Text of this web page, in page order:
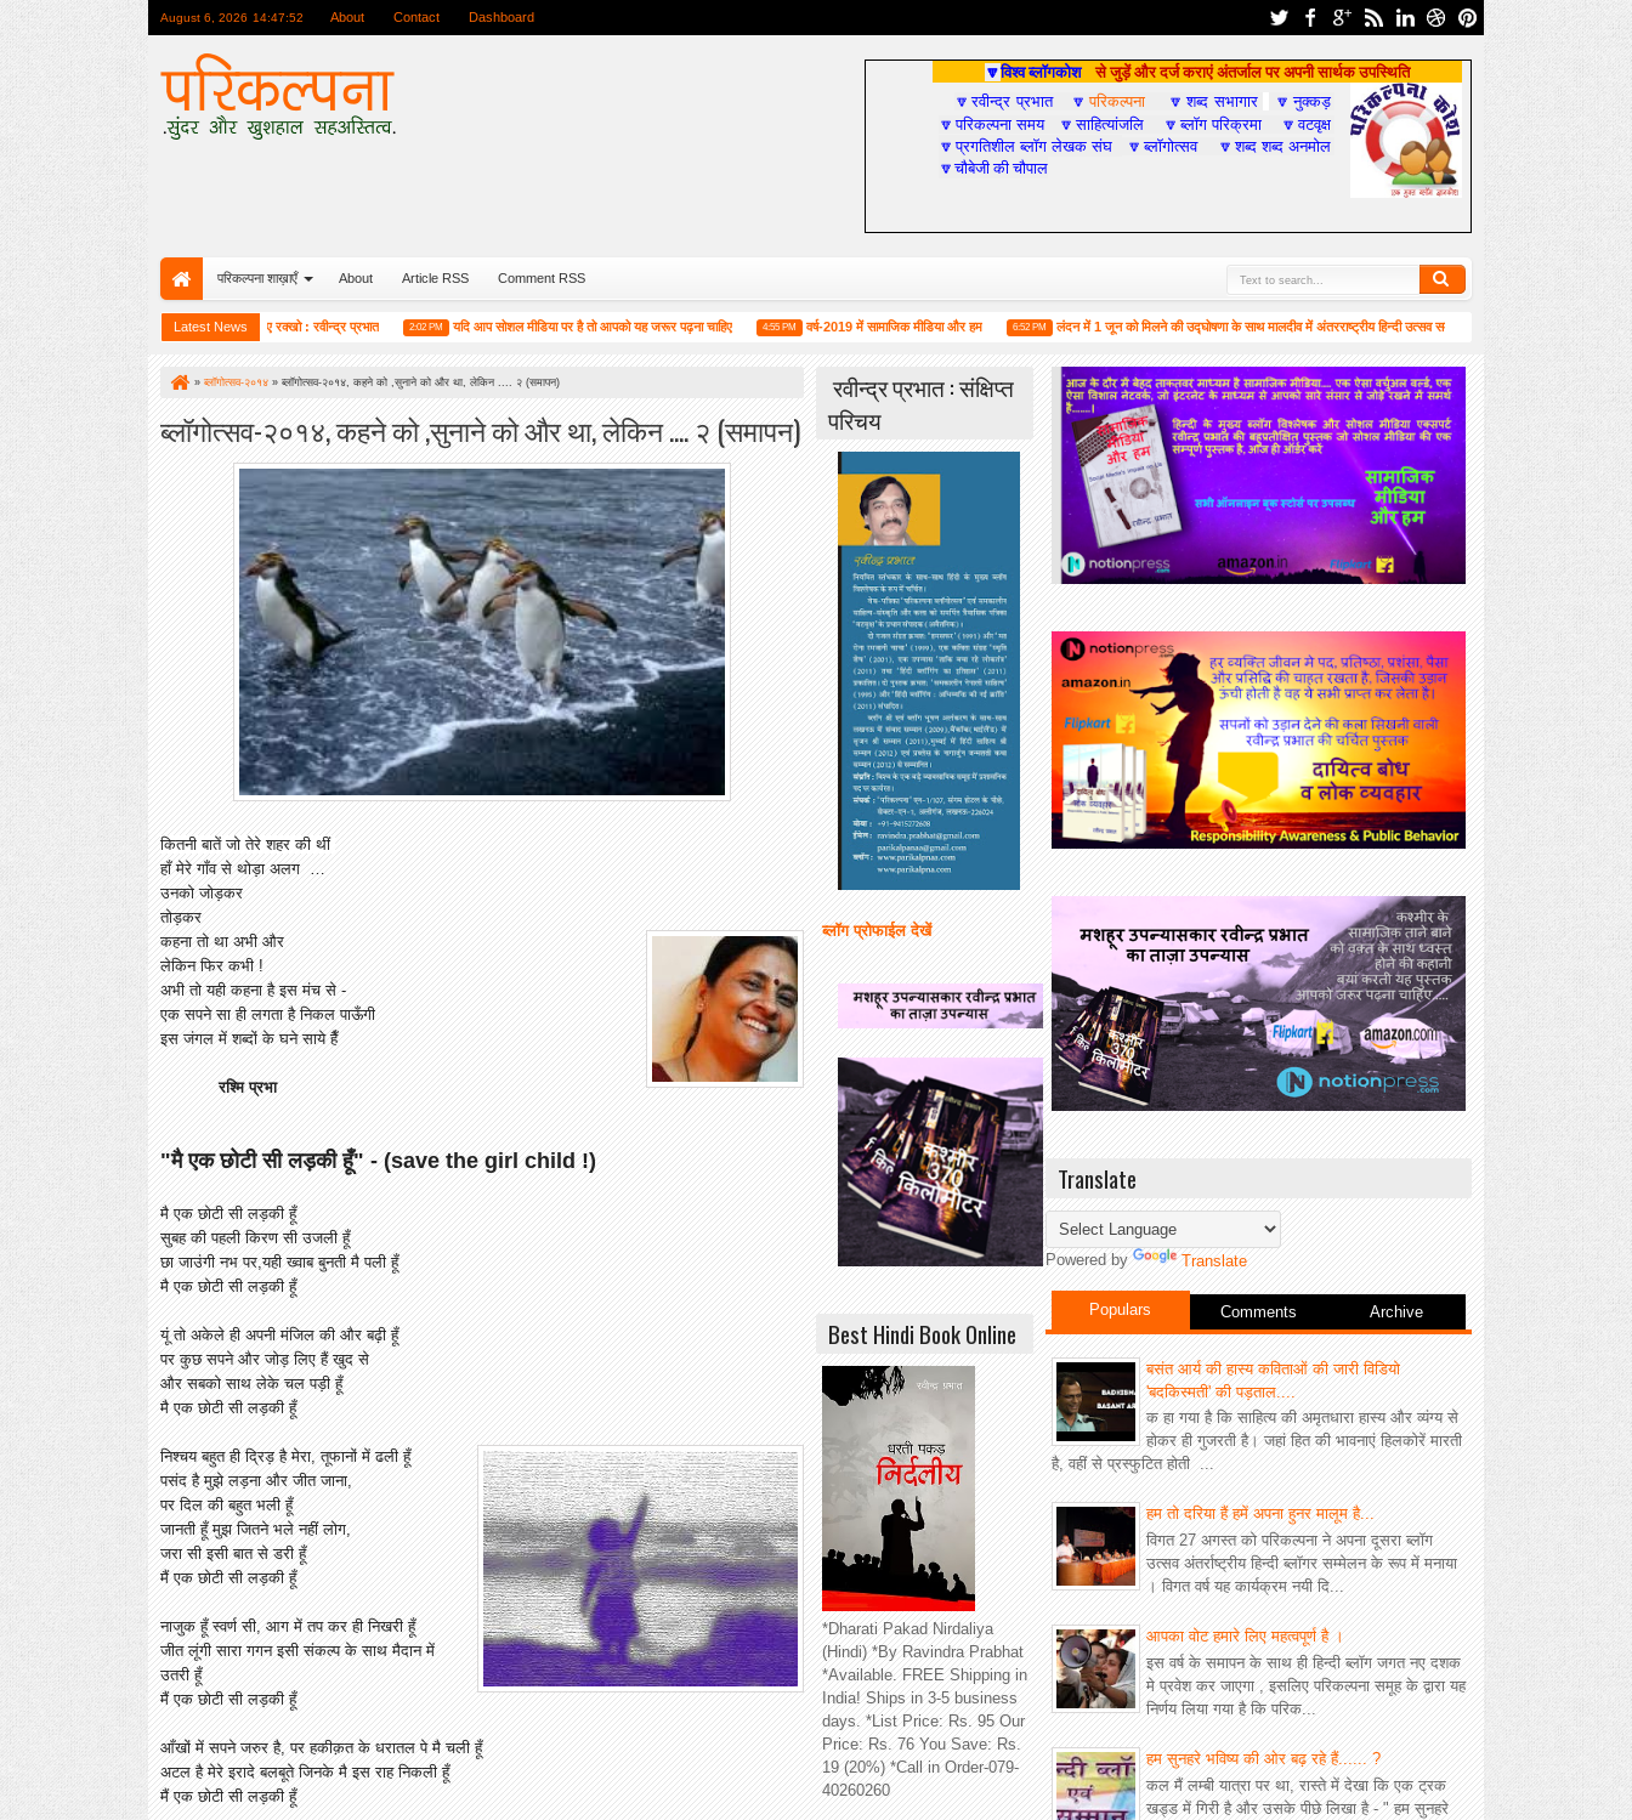
August 6, 2026 14:47:54 About Contact Dashboard
🔽विश्व ब्लॉगकोश से जुड़ें और दर्ज कराएं अंतर्जाल पर अपनी सार्थक उपस्थिति
🔽रवीन्द्र प्रभात 🔽परिकल्पना 🔽शब्द सभागार 🔽नुक्कड़
🔽परिकल्पना समय 🔽साहित्यांजलि 🔽ब्लॉग परिक्रमा 🔽वटवृक्ष
🔽प्रगतिशील ब्लॉग लेखक संघ 🔽ब्लॉगोत्सव 🔽शब्द शब्द अनमोल
🔽चौबेजी की चौपाल
परिकल्पना शाख़ाएँ About Article RSS Comment RSS
Latest News
मुस्कुराहट बनाए रक्खो : रवीन्द्र प्रभात 2:02 PM यदि आप सोशल मीडिया पर है तो आपको यह जरूर पढ़ना चाहिए 4:55 PM वर्ष-2019 में सामाजिक मीडिया और हम 6:52 PM लंदन में 1 जून को मिलने की उद्घोषणा के साथ मालदीव में अंतरराष्ट्रीय हिन्दी उत्सव सम्पन्न
» ब्लॉगोत्सव-२०१४ » ब्लॉगोत्सव-२०१४, कहने को ,सुनाने को और था, लेकिन .... २ (समापन)
ब्लॉगोत्सव-२०१४, कहने को ,सुनाने को और था, लेकिन .... २ (समापन)
कितनी बातें जो तेरे शहर की थीं
हाँ मेरे गाँव से थोड़ा अलग …
उनको जोड़कर
तोड़कर
कहना तो था अभी और
लेकिन फिर कभी !
अभी तो यही कहना है इस मंच से -
एक सपने सा ही लगता है निकल पाऊँगी
इस जंगल में शब्दों के घने साये हैँ
रश्मि प्रभा
"मै एक छोटी सी लड़की हूँ" - (save the girl child !)
मै एक छोटी सी लड़की हूँ
सुबह की पहली किरण सी उजली हूँ
छा जाउंगी नभ पर,यही ख्वाब बुनती मै पली हूँ
मै एक छोटी सी लड़की हूँ
यूं तो अकेले ही अपनी मंजिल की और बढ़ी हूँ
पर कुछ सपने और जोड़ लिए हैं खुद से
और सबको साथ लेके चल पड़ी हूँ
मै एक छोटी सी लड़की हूँ
निश्चय बहुत ही द्रिड़ है मेरा, तूफानों में ढली हूँ
पसंद है मुझे लड़ना और जीत जाना,
पर दिल की बहुत भली हूँ
जानती हूँ मुझ जितने भले नहीं लोग,
जरा सी इसी बात से डरी हूँ
मैं एक छोटी सी लड़की हूँ
नाजुक हूँ स्वर्ण सी, आग में तप कर ही निखरी हूँ
जीत लूंगी सारा गगन इसी संकल्प के साथ मैदान में
उतरी हूँ
मैं एक छोटी सी लड़की हूँ
आँखों में सपने जरुर है, पर हकीक़त के धरातल पे मै चली हूँ
अटल है मेरे इरादे बलबूते जिनके मै इस राह निकली हूँ
मैं एक छोटी सी लड़की हूँ
Translate
Powered by Translate
Populars Comments Archive
बसंत आर्य की हास्य कविताओं की जारी विडियो
'बदकिस्मती' की पड़ताल....
क हा गया है कि साहित्य की अमृतधारा हास्य और व्यंग्य से
होकर ही गुजरती है। जहां हित की भावनाएं हिलकोरें मारती
है, वहीं से प्रस्फुटित होती ...
हम तो दरिया हैं हमें अपना हुनर मालूम है...
विगत 27 अगस्त को परिकल्पना ने अपना दूसरा ब्लॉग
उत्सव अंतर्राष्ट्रीय हिन्दी ब्लॉगर सम्मेलन के रूप में मनाया
। विगत वर्ष यह कार्यक्रम नयी दि...
आपका वोट हमारे लिए महत्वपूर्ण है ।
इस वर्ष के समापन के साथ ही हिन्दी ब्लॉग जगत नए दशक
मे प्रवेश कर जाएगा , इसलिए परिकल्पना समूह के द्वारा यह
निर्णय लिया गया है कि परिक...
हम सुनहरे भविष्य की ओर बढ़ रहे हैं...... ?
कल मैं लम्बी यात्रा पर था, रास्ते में देखा कि एक ट्रक
खड्ड में गिरी है और उसके पीछे लिखा है - " हम सुनहरे
रवीन्द्र प्रभात : संक्षिप्त
परिचय
ब्लॉग प्रोफाईल देखें
Best Hindi Book Online
*Dharati Pakad Nirdaliya
(Hindi) *By Ravindra Prabhat
*Available. FREE Shipping in
India! Ships in 3-5 business
days. *List Price: Rs. 95 Our
Price: Rs. 76 You Save: Rs.
19 (20%) *Call in Order-079-
40260260